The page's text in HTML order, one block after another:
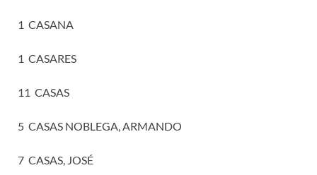
1 CASANA
1 CASARES
11 CASAS
5 CASAS NOBLEGA, ARMANDO
7 CASAS, JOSÉ